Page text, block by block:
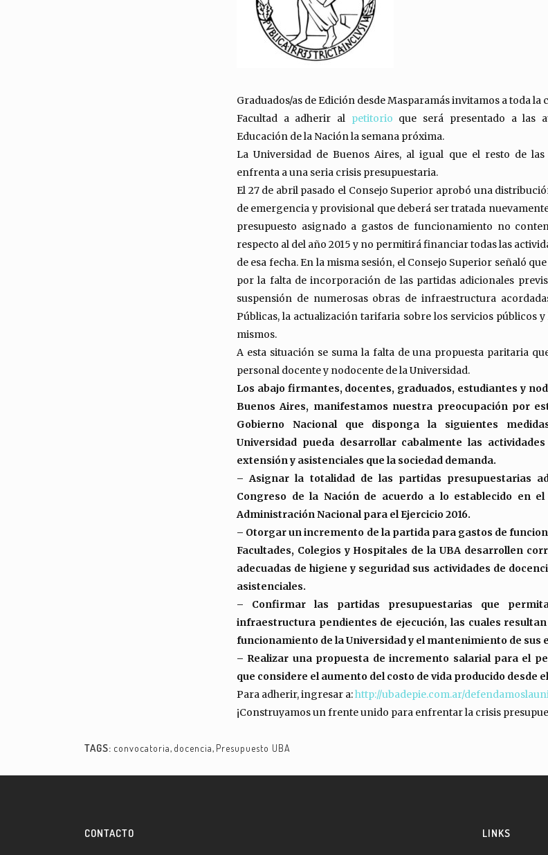
Graduados/as de Edición desde Masparamás invitamos a toda
Facultad a adherir al petitorio que será presentado a las
Educación de la Nación la semana próxima.
La Universidad de Buenos Aires, al igual que el resto de las
enfrenta a una seria crisis presupuestaria.
El 27 de abril pasado el Consejo Superior aprobó una
de emergencia y provisional que deberá ser tratada
presupuesto asignado a gastos de funcionamiento no
respecto al del año 2015 y no permitirá financiar todas las
de esa fecha. En la misma sesión, el Consejo Superior señaló
por la falta de incorporación de las partidas adicionales
suspensión de numerosas obras de infraestructura
Públicas, la actualización tarifaria sobre los servicios públicos
mismos.
A esta situación se suma la falta de una propuesta paritaria
personal docente y nodocente de la Universidad.
Los abajo firmantes, docentes, graduados, estudiantes y
Buenos Aires, manifestamos nuestra preocupación por
Gobierno Nacional que disponga la siguientes
Universidad pueda desarrollar cabalmente las
extensión y asistenciales que la sociedad demanda.
– Asignar la totalidad de las partidas presupuestarias
Congreso de la Nación de acuerdo a lo establecido en
Administración Nacional para el Ejercicio 2016.
– Otorgar un incremento de la partida para gastos de
Facultades, Colegios y Hospitales de la UBA desarrollen
adecuadas de higiene y seguridad sus actividades de
asistenciales.
– Confirmar las partidas presupuestarias que
infraestructura pendientes de ejecución, las cuales
funcionamiento de la Universidad y el mantenimiento de sus
– Realizar una propuesta de incremento salarial para el
que considere el aumento del costo de vida producido desde
Para adherir, ingresar a:http://ubadepie.com.ar/
¡Construyamos un frente unido para enfrentar la crisis
TAGS: convocatoria, docencia, Presupuesto UBA
CONTACTO LINKS